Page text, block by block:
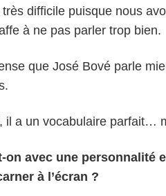
difficile puisque nous
à ne pas parler trop bien.
que José Bové parle
il a un vocabulaire parfait…
on avec une personnalité
à l’écran ?